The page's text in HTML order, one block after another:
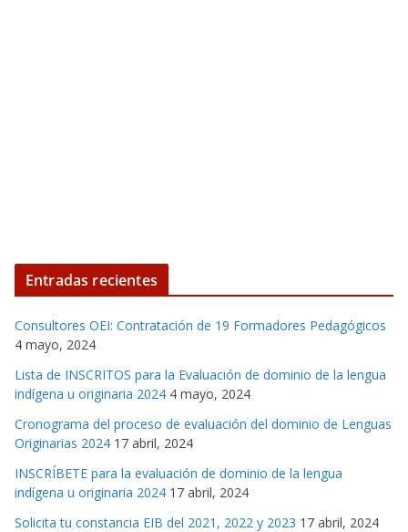
Entradas recientes
Consultores OEI: Contratación de 19 Formadores Pedagógicos
4 mayo, 2024
Lista de INSCRITOS para la Evaluación de dominio de la lengua
indígena u originaria 2024 4 mayo, 2024
Cronograma del proceso de evaluación del dominio de Lenguas
Originarias 2024 17 abril, 2024
INSCRÍBETE para la evaluación de dominio de la lengua
indígena u originaria 2024 17 abril, 2024
Solicita tu constancia EIB del 2021, 2022 y 2023 17 abril, 2024